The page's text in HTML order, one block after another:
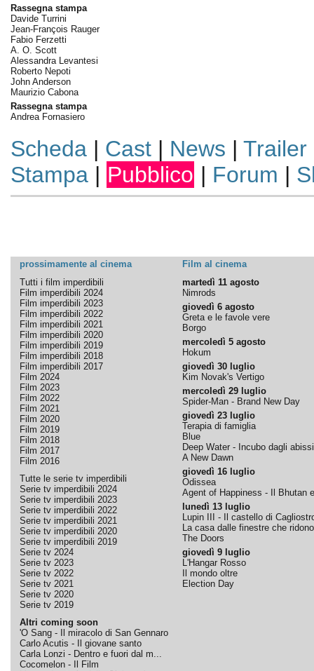
Rassegna stampa
Davide Turrini
Jean-François Rauger
Fabio Ferzetti
A. O. Scott
Alessandra Levantesi
Roberto Nepoti
John Anderson
Maurizio Cabona
Rassegna stampa
Andrea Fornasiero
Scheda| Cast| News | Trailer
Stampa| Pubblico | Forum |
prossimamente al cinema
Film al cinema
Tutti i film imperdibili
Film imperdibili 2024
Film imperdibili 2023
Film imperdibili 2022
Film imperdibili 2021
Film imperdibili 2020
Film imperdibili 2019
Film imperdibili 2018
Film imperdibili 2017
Film 2024
Film 2023
Film 2022
Film 2021
Film 2020
Film 2019
Film 2018
Film 2017
Film 2016
Tutte le serie tv imperdibili
Serie tv imperdibili 2024
Serie tv imperdibili 2023
Serie tv imperdibili 2022
Serie tv imperdibili 2021
Serie tv imperdibili 2020
Serie tv imperdibili 2019
Serie tv 2024
Serie tv 2023
Serie tv 2022
Serie tv 2021
Serie tv 2020
Serie tv 2019
Altri coming soon
'O Sang - Il miracolo di San Gennaro
Carlo Acutis - Il giovane santo
Carla Lonzi - Dentro e fuori dal m...
Cocomelon - Il Film
martedì 11 agosto
Nimrods
giovedì 6 agosto
Greta e le favole vere
Borgo
mercoledì 5 agosto
Hokum
giovedì 30 luglio
Kim Novak's Vertigo
mercoledì 29 luglio
Spider-Man - Brand New Day
giovedì 23 luglio
Terapia di famiglia
Blue
Deep Water - Incubo dagli abissi
A New Dawn
giovedì 16 luglio
Odissea
Agent of Happiness - Il Bhutan
lunedì 13 luglio
Lupin III - Il castello di
La casa dalle finestre che ridono
The Doors
giovedì 9 luglio
L'Hangar Rosso
Il mondo oltre
Election Day